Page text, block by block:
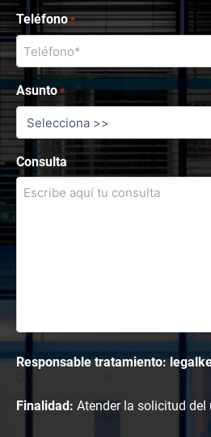
Teléfono *
Asunto *
Consulta
Responsable tratamiento:
Finalidad: Atender la solicitud del